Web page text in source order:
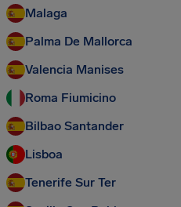
Malaga
Palma De Mallorca
Valencia Manises
Roma Fiumicino
Bilbao Santander
Lisboa
Tenerife Sur Ter